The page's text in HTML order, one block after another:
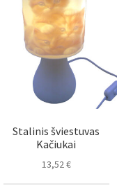
Stalinis šviestuvas
Kačiukai
13,52€